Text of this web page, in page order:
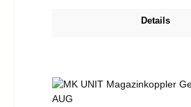
Details